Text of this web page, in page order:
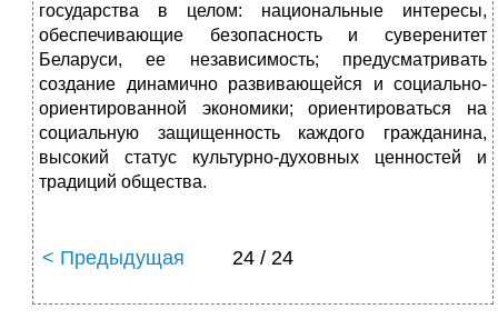
государства в целом: национальные интересы,
обеспечивающие безопасность и суверенитет
Беларуси, ее независимость; предусматривать
создание динамично развивающейся и социально-
ориентированной экономики; ориентироваться на
социальную защищенность каждого гражданина,
высокий статус культурно-духовных ценностей и
традиций общества.
< Предыдущая 24 / 24